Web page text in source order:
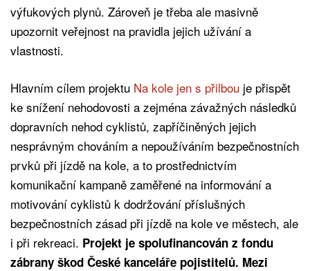
výfukových plynů. Zároveň je třeba ale masivně
upozornit veřejnost na pravidla jejich užívání a
vlastnosti.
Hlavním cílem projektu Na kole jen s přilbou je přispět
ke snížení nehodovosti a zejména závažných následků
dopravních nehod cyklistů, zapříčiněných jejich
nesprávným chováním a nepoužíváním bezpečnostních
prvků při jízdě na kole, a to prostřednictvím
komunikační kampaně zaměřené na informování a
motivování cyklistů k dodržování příslušných
bezpečnostních zásad při jízdě na kole ve městech, ale
i při rekreaci. Projekt je spolufinancován z fondu
zábrany škod České kanceláře pojistitelů. Mezi